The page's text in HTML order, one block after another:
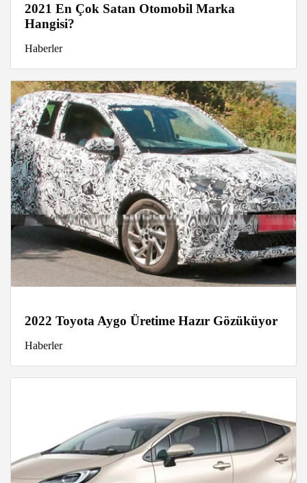
2021 En Çok Satan Otomobil Marka
Hangisi?
Haberler
2022 Toyota Aygo Üretime Hazır Gözüküyor
Haberler